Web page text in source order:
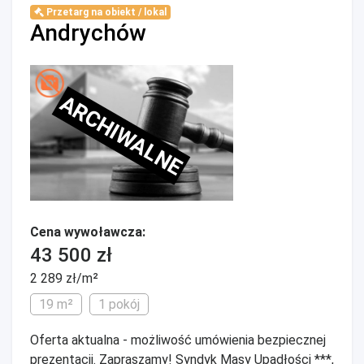
Przetarg na obiekt / lokal
Andrychów
ARCHIWALNE
Cena wywoławcza:
43 500 zł
2 289 zł/m²
19 m²
1 pokój
Oferta aktualna - możliwość umówienia bezpiecznej
prezentacji. Zapraszamy! Syndyk Masy Upadłości ***,